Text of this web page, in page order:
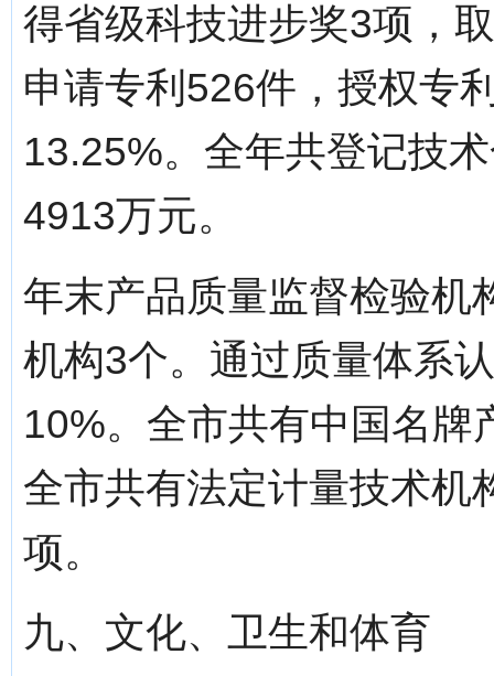
得省级科技进步奖3项，
申请专利526件，授权专
13.25%。全年共登记技
4913万元。
年末产品质量监督检验机
机构3个。通过质量体系
10%。全市共有中国名牌
全市共有法定计量技术机
项。
九、文化、卫生和体育